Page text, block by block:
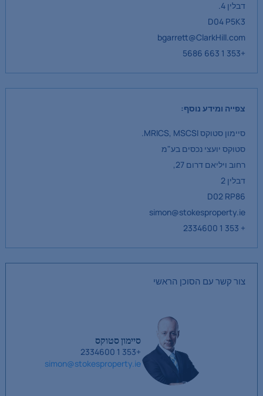
דבלין 4.
D04 P5K3
bgarrett@ClarkHill.com
+353 1 663 5686
צפייה ומידע נוסף:
סיימון סטוקס MRICS, MSCSI.
סטוקס יועצי נכסים בע"מ
רחוב ויליאם דרום 27,
דבלין 2
D02 RP86
simon@stokesproperty.ie
+ 353 1 2334600
צור קשר עם הסוכן הראשי
סיימון סטוקס
+353 1 2334600
simon@stokesproperty.ie